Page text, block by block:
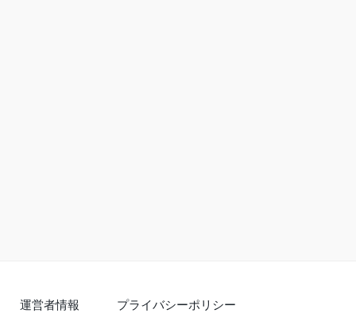
運営者情報 プライバシーポリシー